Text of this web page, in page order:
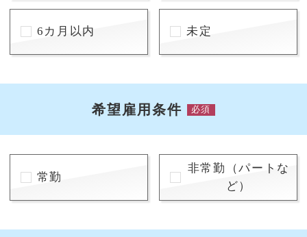
6カ月以内 未定
希望雇用条件 必須
常勤
非常勤（パートな
ど）